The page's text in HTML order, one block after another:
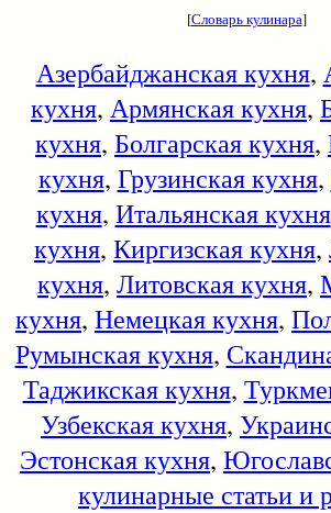
[Словарь кулинара]
Азербайджанская кухня,
кухня, Армянская кухня,
кухня, Болгарская кухня,
кухня, Грузинская кухня,
кухня, Итальянская кухня
кухня, Киргизская кухня,
кухня, Литовская кухня,
кухня, Немецкая кухня,
Румынская кухня,
Таджикская кухня,
Узбекская кухня,
Эстонская кухня,
кулинарные статьи и